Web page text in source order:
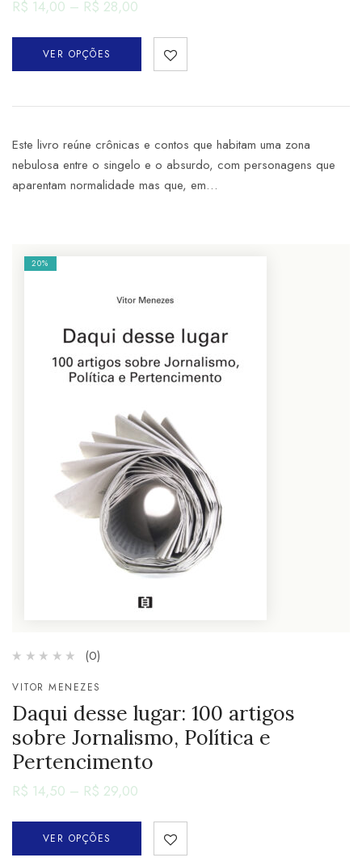
R$ 14,00 – R$ 28,00
VER OPÇÕES
Este livro reúne crônicas e contos que habitam uma zona
nebulosa entre o singelo e o absurdo, com personagens que
aparentam normalidade mas que, em…
20%
(0)
VITOR MENEZES
Daqui desse lugar: 100 artigos
sobre Jornalismo, Política e
Pertencimento
R$ 14,50 – R$ 29,00
VER OPÇÕES